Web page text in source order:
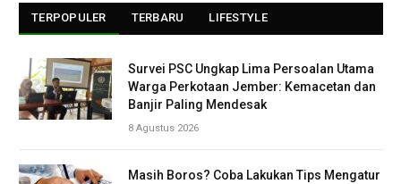
TERPOPULER TERBARU LIFESTYLE
Survei PSC Ungkap Lima Persoalan Utama
Warga Perkotaan Jember: Kemacetan dan
Banjir Paling Mendesak
8 Agustus 2026
Masih Boros? Coba Lakukan Tips Mengatur